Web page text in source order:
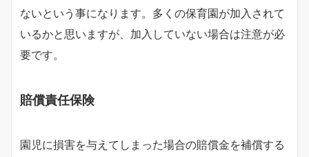
ないという事になります。多くの保育園が加入されて
いるかと思いますが、加入していない場合は注意が必
要です。
賠償責任保険
園児に損害を与えてしまった場合の賠償金を補償する